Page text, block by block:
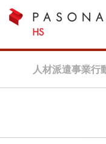
人材派遣事業行